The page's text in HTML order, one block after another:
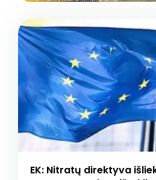
EK: Nitratų direktyva